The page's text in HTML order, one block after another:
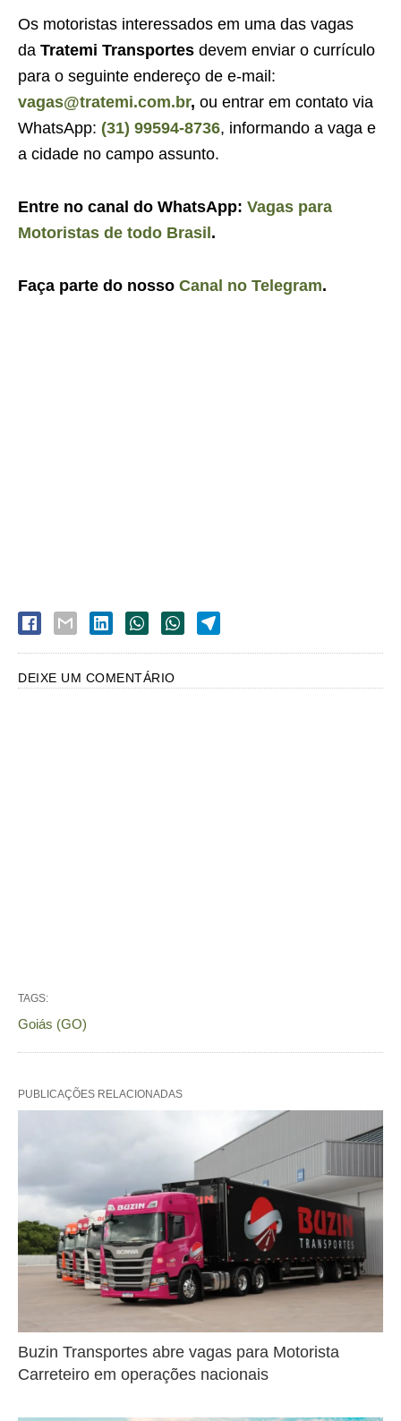
Os motoristas interessados em uma das vagas
da Tratemi Transportes devem enviar o currículo
para o seguinte endereço de e-mail:
vagas@tratemi.com.br, ou entrar em contato via
WhatsApp: (31) 99594-8736, informando a vaga e
a cidade no campo assunto.
Entre no canal do WhatsApp: Vagas para
Motoristas de todo Brasil.
Faça parte do nosso Canal no Telegram.
DEIXE UM COMENTÁRIO
TAGS:
Goiás (GO)
PUBLICAÇÕES RELACIONADAS
Buzin Transportes abre vagas para Motorista
Carreteiro em operações nacionais